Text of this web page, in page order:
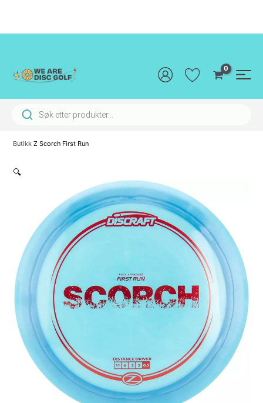
innholdet
Products search
Butikk Z Scorch First Run
🔍